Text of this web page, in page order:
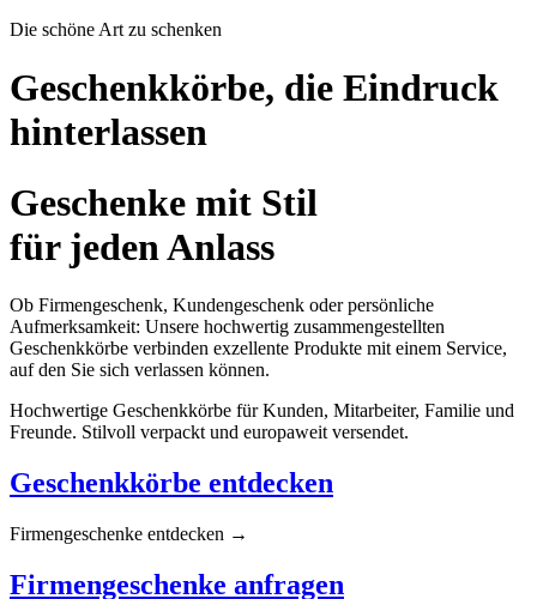
Die schöne Art zu schenken
Geschenkkörbe, die Eindruck
hinterlassen
Geschenke mit Stil
für jeden Anlass
Ob Firmengeschenk, Kundengeschenk oder persönliche
Aufmerksamkeit: Unsere hochwertig zusammengestellten
Geschenkkörbe verbinden exzellente Produkte mit einem Service,
auf den Sie sich verlassen können.
Hochwertige Geschenkkörbe für Kunden, Mitarbeiter, Familie und
Freunde. Stilvoll verpackt und europaweit versendet.
Geschenkkörbe entdecken
Firmengeschenke entdecken →
Firmengeschenke anfragen